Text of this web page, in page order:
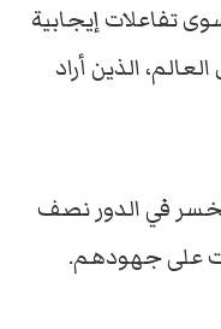
تفاعلات إيجابية
الذين أراد
في الدور نصف
على جهودهم.